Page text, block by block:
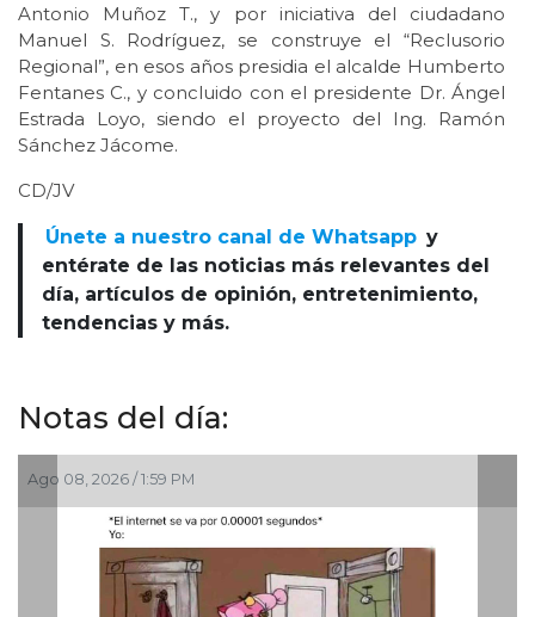
Antonio Muñoz T., y por iniciativa del ciudadano
Manuel S. Rodríguez, se construye el “Reclusorio
Regional”, en esos años presidia el alcalde Humberto
Fentanes C., y concluido con el presidente Dr. Ángel
Estrada Loyo, siendo el proyecto del Ing. Ramón
Sánchez Jácome.
CD/JV
Únete a nuestro canal de Whatsapp y
entérate de las noticias más relevantes del
día, artículos de opinión, entretenimiento,
tendencias y más.
Notas del día:
Ago 08, 2026 / 1:59 PM